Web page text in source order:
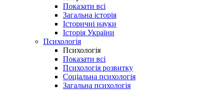
Показати всі
Загальна історія
Історичні науки
Історія України
Психологія
Психологія
Показати всі
Психологія розвитку
Соціальна психологія
Загальна психологія